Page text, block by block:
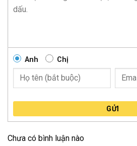
Anh Chị
GỬI
Chưa có bình luận nào